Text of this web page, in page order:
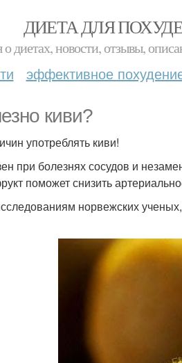
ДИЕТА ДЛЯ
диетах, новости, отзывы,
эффективное
киви?
употреблять киви!
при болезнях сосудов и
поможет снизить
норвежских